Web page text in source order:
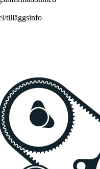
tilläggsinfo